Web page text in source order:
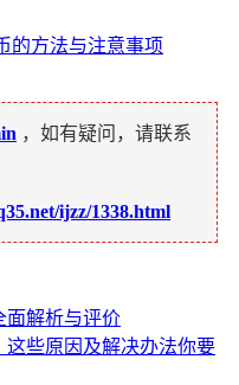
的方法与注意事项
，如有疑问，请联系
ijzz/1338.html
面解析与评价
这些原因及解决办法你要